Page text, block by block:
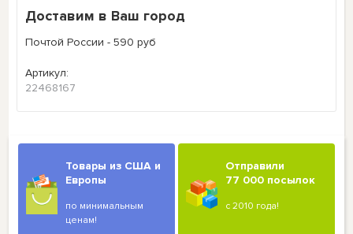
Доставим в Ваш город
Почтой России - 590 руб
Артикул:
22468167
Товары из США и
Европы
по минимальным
ценам!
Отправили
77 000 посылок
с 2010 года!